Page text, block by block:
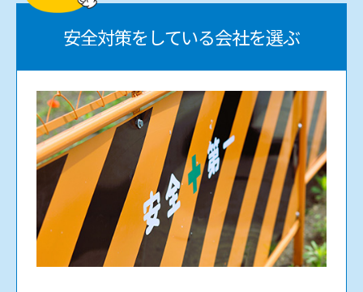
安全対策をしている会社を選ぶ